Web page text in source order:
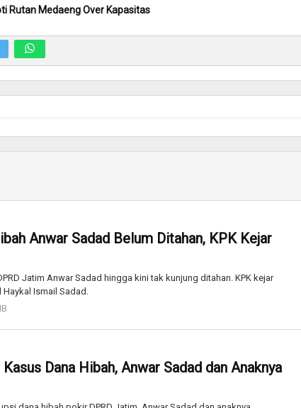
Rutan Medaeng Over Kapasitas
Anwar Sadad Belum Ditahan, KPK Kejar
Jatim Anwar Sadad hingga kini tak kunjung ditahan. KPK kejar
Haykal Ismail Sadad.
Dana Hibah, Anwar Sadad dan Anaknya